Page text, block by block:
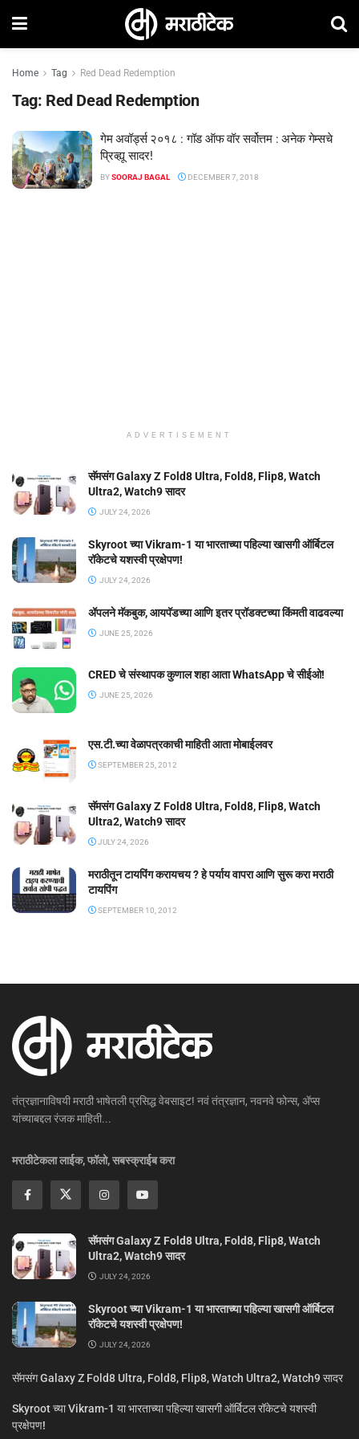
Home Tag Red Dead Redemption
Tag: Red Dead Redemption
गेम अवॉर्ड्स २०१८ : गॉड ऑफ वॉर सर्वोत्तम : अनेक गेम्सचे
प्रिव्ह्यू सादर!
BYSOORAJ BAGAL DECEMBER 7, 2018
ADVERTISEMENT
सॅमसंग Galaxy Z Fold8 Ultra, Fold8, Flip8, Watch
Ultra2, Watch9 सादर
JULY 24, 2026
Skyroot च्या Vikram-1 या भारताच्या पहिल्या खासगी ऑर्बिटल
रॉकेटचे यशस्वी प्रक्षेपण!
JULY 24, 2026
ॲपलने मॅकबुक, आयपॅडच्या आणि इतर प्रॉडक्टच्या किंमती वाढवल्या
JUNE 25, 2026
CRED चे संस्थापक कुणाल शहा आता WhatsApp चे सीईओ!
JUNE 25, 2026
एस.टी.च्या वेळापत्रकाची माहिती आता मोबाईलवर
SEPTEMBER 25, 2012
सॅमसंग Galaxy Z Fold8 Ultra, Fold8, Flip8, Watch
Ultra2, Watch9 सादर
JULY 24, 2026
मराठीतून टायपिंग करायचय ? हे पर्याय वापरा आणि सुरू करा मराठी
टायपिंग
SEPTEMBER 10, 2012
तंत्रज्ञानाविषयी मराठी भाषेतली प्रसिद्ध वेबसाइट! नवं तंत्रज्ञान, नवनवे फोन्स, ॲप्स
यांच्याबद्दल रंजक माहिती...
मराठीटेकला लाईक, फॉलो, सबस्क्राईब करा
सॅमसंग Galaxy Z Fold8 Ultra, Fold8, Flip8, Watch
Ultra2, Watch9 सादर
JULY 24, 2026
Skyroot च्या Vikram-1 या भारताच्या पहिल्या खासगी ऑर्बिटल
रॉकेटचे यशस्वी प्रक्षेपण!
JULY 24, 2026
सॅमसंग Galaxy Z Fold8 Ultra, Fold8, Flip8, Watch Ultra2, Watch9 सादर
Skyroot च्या Vikram-1 या भारताच्या पहिल्या खासगी ऑर्बिटल रॉकेटचे यशस्वी
प्रक्षेपण!